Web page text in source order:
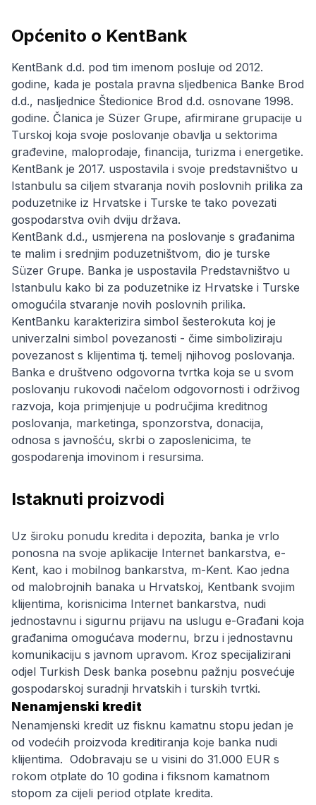
Općenito o KentBank
KentBank d.d. pod tim imenom posluje od 2012.
godine, kada je postala pravna sljedbenica Banke Brod
d.d., nasljednice Štedionice Brod d.d. osnovane 1998.
godine. Članica je Süzer Grupe, afirmirane grupacije u
Turskoj koja svoje poslovanje obavlja u sektorima
građevine, maloprodaje, financija, turizma i energetike.
KentBank je 2017. uspostavila i svoje predstavništvo u
Istanbulu sa ciljem stvaranja novih poslovnih prilika za
poduzetnike iz Hrvatske i Turske te tako povezati
gospodarstva ovih dviju država.
KentBank d.d., usmjerena na poslovanje s građanima
te malim i srednjim poduzetništvom, dio je turske
Süzer Grupe. Banka je uspostavila Predstavništvo u
Istanbulu kako bi za poduzetnike iz Hrvatske i Turske
omogućila stvaranje novih poslovnih prilika.
KentBanku karakterizira simbol šesterokuta koj je
univerzalni simbol povezanosti - čime simboliziraju
povezanost s klijentima tj. temelj njihovog poslovanja.
Banka e društveno odgovorna tvrtka koja se u svom
poslovanju rukovodi načelom odgovornosti i održivog
razvoja, koja primjenjuje u područjima kreditnog
poslovanja, marketinga, sponzorstva, donacija,
odnosa s javnošću, skrbi o zaposlenicima, te
gospodarenja imovinom i resursima.
Istaknuti proizvodi
Uz široku ponudu kredita i depozita, banka je vrlo
ponosna na svoje aplikacije Internet bankarstva, e-
Kent, kao i mobilnog bankarstva, m-Kent. Kao jedna
od malobrojnih banaka u Hrvatskoj, Kentbank svojim
klijentima, korisnicima Internet bankarstva, nudi
jednostavnu i sigurnu prijavu na uslugu e-Građani koja
građanima omogućava modernu, brzu i jednostavnu
komunikaciju s javnom upravom. Kroz specijalizirani
odjel Turkish Desk banka posebnu pažnju posvećuje
gospodarskoj suradnji hrvatskih i turskih tvrtki.
Nenamjenski kredit
Nenamjenski kredit uz fisknu kamatnu stopu jedan je
od vodećih proizvoda kreditiranja koje banka nudi
klijentima. Odobravaju se u visini do 31.000 EUR s
rokom otplate do 10 godina i fiksnom kamatnom
stopom za cijeli period otplate kredita.